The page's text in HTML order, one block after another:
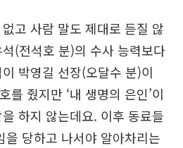
고 사람 말도 제대로 듣질 않
(전석호 분)의 수사 능력보다
박영길 선장(오달수 분)이
를 줬지만 ‘내 생명의 은인’이
하지 않는데요. 이후 동료들
을 당하고 나서야 알아차리는